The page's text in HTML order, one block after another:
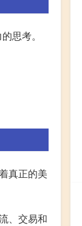
思考。
真正的美
、交易和